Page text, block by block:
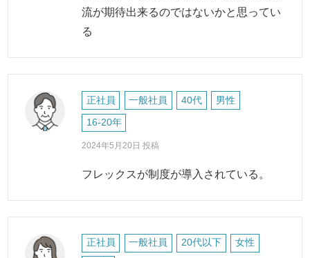
流が期待出来るのではないかと思ってい
る
正社員 一般社員 40代 男性
16-20年
2024年5月20日 投稿
フレックスが制度が導入されている。
正社員 一般社員 20代以下 女性